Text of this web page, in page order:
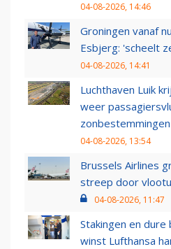
04-08-2026, 14:46
Groningen vanaf
Esbjerg: 'scheelt
04-08-2026, 14:41
Luchthaven Luik
weer
zonbestemmingen
04-08-2026, 13:54
Brussels Airlines
streep door
04-08-2026, 11:47
Stakingen en
winst Lufthansa